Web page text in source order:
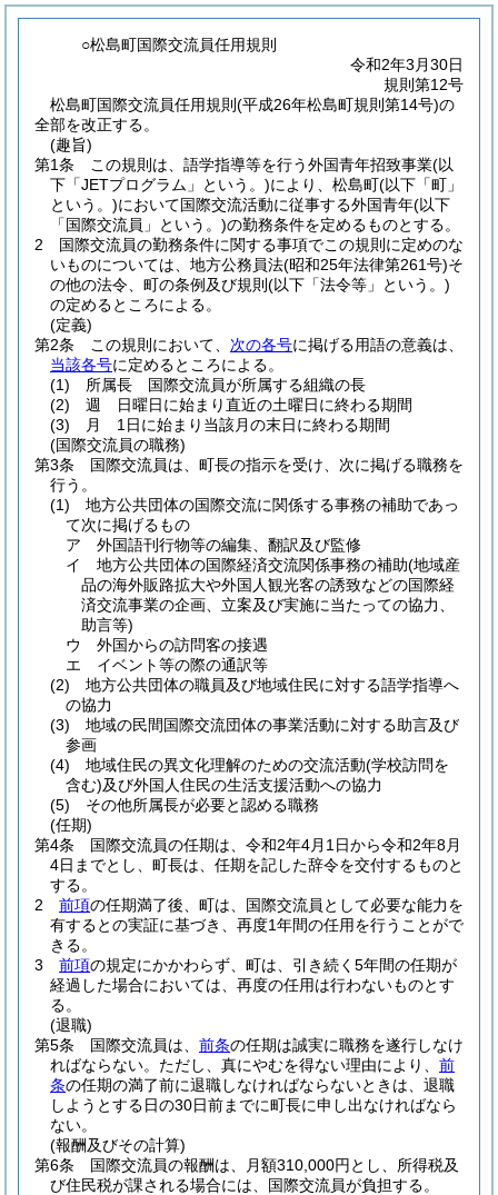
○松島町国際交流員任用規則
令和2年3月30日
規則第12号
松島町国際交流員任用規則(平成26年松島町規則第14号)の
全部を改正する。
(趣旨)
第1条
この規則は、語学指導等を行う外国青年招致事業(以
下「JETプログラム」という。)により、松島町(以下「町」
という。)において国際交流活動に従事する外国青年(以下
「国際交流員」という。)の勤務条件を定めるものとする。
2
国際交流員の勤務条件に関する事項でこの規則に定めのな
いものについては、地方公務員法(昭和25年法律第261号)そ
の他の法令、町の条例及び規則 (以下「法令等」という。)
の定めるところによる。
(定義)
第2条
この規則において、 次の各号に掲げる用語の意義は、
当該各号に定めるところによる。
(1)
所属長 国際交流員が所属する組織の長
(2)
週 日曜日に始まり直近の土曜日に終わる期間
(3)
月 1日に始まり当該月の末日に終わる期間
(国際交流員の職務)
第3条
国際交流員は、町長の指示を受け、次に掲げる職務を
行う。
(1)
地方公共団体の国際交流に関係する事務の補助であっ
て次に掲げるもの
ア
外国語刊行物等の編集、翻訳及び監修
イ
地方公共団体の国際経済交流関係事務の補助(地域産
品の海外販路拡大や外国人観光客の誘致などの国際経
済交流事業の企画、立案及び実施に当たっての協力、
助言等)
ウ
外国からの訪問客の接遇
エ
イベント等の際の通訳等
(2)
地方公共団体の職員及び地域住民に対する語学指導へ
の協力
(3)
地域の民間国際交流団体の事業活動に対する助言及び
参画
(4)
地域住民の異文化理解のための交流活動(学校訪問を
含む)及び外国人住民の生活支援活動への協力
(5)
その他所属長が必要と認める職務
(任期)
第4条
国際交流員の任期は、令和2年4月1日から令和2年8月
4日までとし、町長は、任期を記した辞令を交付するものと
する。
2
前項の任期満了後、町は、国際交流員として必要な能力を
有するとの実証に基づき、再度1年間の任用を行うことがで
きる。
3
前項の規定にかかわらず、町は、引き続く5年間の任期が
経過した場合においては、再度の任用は行わないものとす
る。
(退職)
第5条
国際交流員は、 前条の任期は誠実に職務を遂行しなけ
ればならない。 ただし、真にやむを得ない理由により、 前
条の任期の満了前に退職しなければならないときは、退職
しようとする日の30日前までに町長に申し出なければなら
ない。
(報酬及びその計算)
第6条
国際交流員の報酬は、月額310,000円とし、所得税及
び住民税が課される場合には、国際交流員が負担する。